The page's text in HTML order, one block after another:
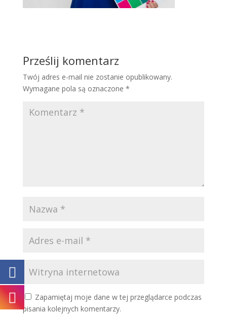
Prześlij komentarz
Twój adres e-mail nie zostanie opublikowany.
Wymagane pola są oznaczone *
Zapamiętaj moje dane w tej przeglądarce podczas
pisania kolejnych komentarzy.